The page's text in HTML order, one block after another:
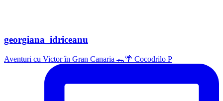
georgiana_idriceanu
Aventuri cu Victor în Gran Canaria 🐊🌴 Cocodrilo P